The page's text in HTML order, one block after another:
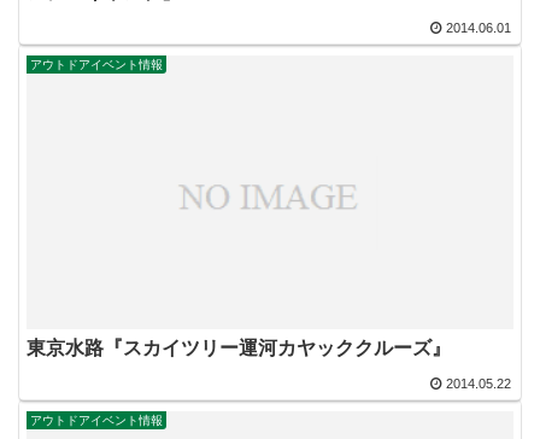
2014.06.01
アウトドアイベント情報
東京水路『スカイツリー運河カヤッククルーズ』
2014.05.22
アウトドアイベント情報